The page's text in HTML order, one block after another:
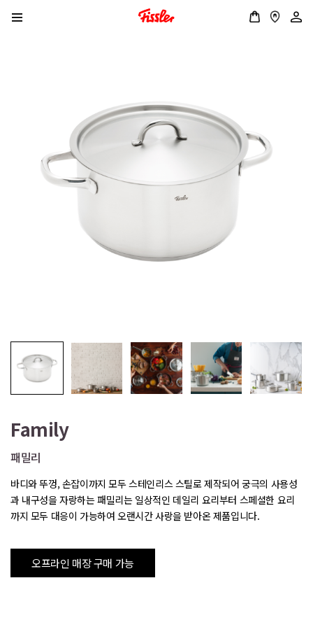
Family
패밀리
바디와 뚜껑, 손잡이까지 모두 스테인리스 스틸로 제작되어 궁극의 사용성
과 내구성을 자랑하는 패밀리는 일상적인 데일리 요리부터 스페셜한 요리
까지 모두 대응이 가능하여 오랜시간 사랑을 받아온 제품입니다.
오프라인 매장 구매 가능